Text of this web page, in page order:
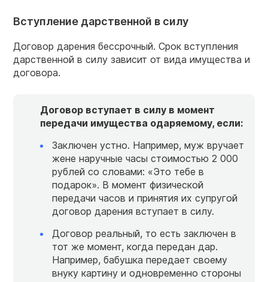
Вступление дарственной в силу
Договор дарения бессрочный. Срок вступления
дарственной в силу зависит от вида имущества и
договора.
Договор вступает в силу в момент
передачи имущества одаряемому, если:
Заключен устно. Например, муж вручает
жене наручные часы стоимостью 2 000
рублей со словами: «Это тебе в
подарок». В момент физической
передачи часов и принятия их супругой
договор дарения вступает в силу.
Договор реальный, то есть заключен в
тот же момент, когда передан дар.
Например, бабушка передает своему
внуку картину и одновременно стороны